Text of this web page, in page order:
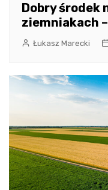
Dobry środek
ziemniakach
Łukasz Marecki